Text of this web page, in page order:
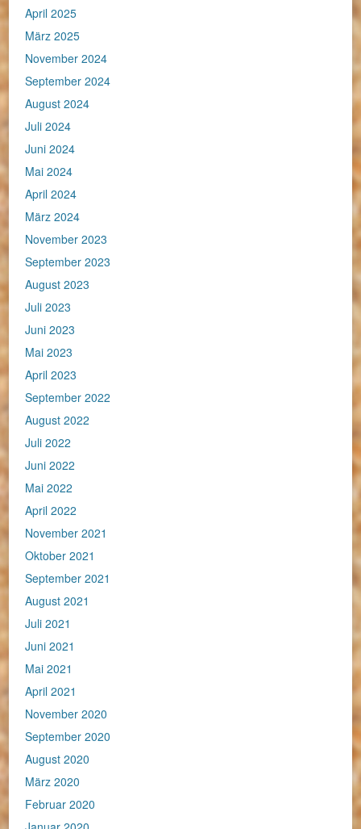
April 2025
März 2025
November 2024
September 2024
August 2024
Juli 2024
Juni 2024
Mai 2024
April 2024
März 2024
November 2023
September 2023
August 2023
Juli 2023
Juni 2023
Mai 2023
April 2023
September 2022
August 2022
Juli 2022
Juni 2022
Mai 2022
April 2022
November 2021
Oktober 2021
September 2021
August 2021
Juli 2021
Juni 2021
Mai 2021
April 2021
November 2020
September 2020
August 2020
März 2020
Februar 2020